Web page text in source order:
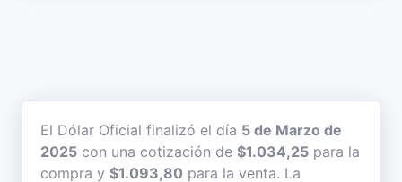
El Dólar Oficial finalizó el día 5 de Marzo de
2025 con una cotización de $1.034,25 para la
compra y $1.093,80 para la venta. La